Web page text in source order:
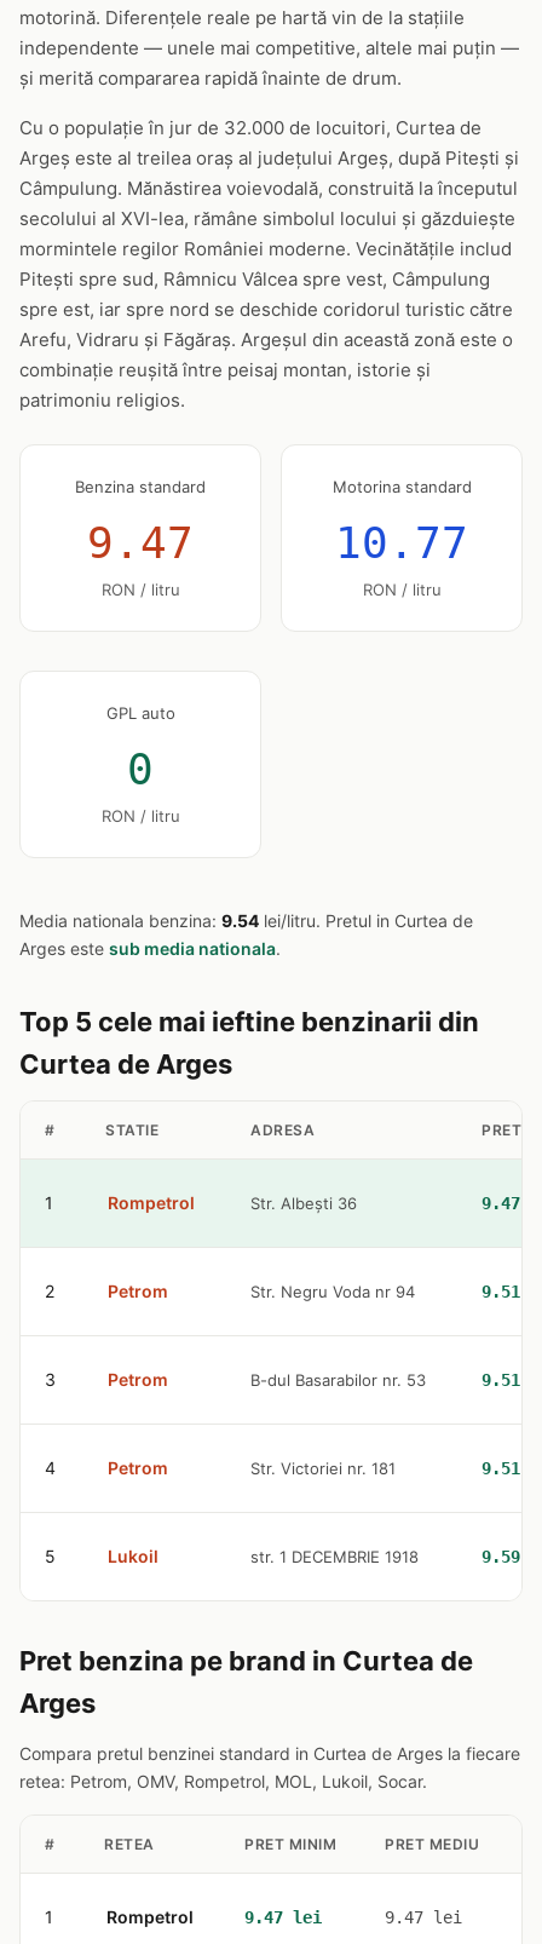
motorină. Diferențele reale pe hartă vin de la stațiile
independente — unele mai competitive, altele mai puțin —
și merită compararea rapidă înainte de drum.
Cu o populație în jur de 32.000 de locuitori, Curtea de
Argeș este al treilea oraș al județului Argeș, după Pitești și
Câmpulung. Mănăstirea voievodală, construită la începutul
secolului al XVI-lea, rămâne simbolul locului și găzduiește
mormintele regilor României moderne. Vecinătățile includ
Pitești spre sud, Râmnicu Vâlcea spre vest, Câmpulung
spre est, iar spre nord se deschide coridorul turistic către
Arefu, Vidraru și Făgăraș. Argeșul din această zonă este o
combinație reușită între peisaj montan, istorie și
patrimoniu religios.
Benzina standard
9.47
RON / litru
Motorina standard
10.77
RON / litru
GPL auto
0
RON / litru
Media nationala benzina: 9.54 lei/litru. Pretul in Curtea de
Arges este sub media nationala.
Top 5 cele mai ieftine benzinarii din
Curtea de Arges
# STATIE ADRESA PRET
1 Rompetrol Str. Albești 36 9.47
2 Petrom Str. Negru Voda nr 94 9.51
3 Petrom B-dul Basarabilor nr. 53 9.51
4 Petrom Str. Victoriei nr. 181 9.51
5 Lukoil str. 1 DECEMBRIE 1918 9.59
Pret benzina pe brand in Curtea de
Arges
Compara pretul benzinei standard in Curtea de Arges la fiecare
retea: Petrom, OMV, Rompetrol, MOL, Lukoil, Socar.
# RETEA PRET MINIM PRET MEDIU
1 Rompetrol 9.47 lei 9.47 lei